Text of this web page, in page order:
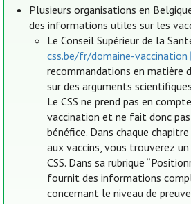
Plusieurs organisations en
des informations utiles sur les
Le Conseil Supérieur de la
css.be/fr/domaine-vaccination
recommandations en matière
sur des arguments
Le CSS ne prend pas en
vaccination et ne fait donc
bénéfice. Dans chaque
aux vaccins, vous trouverez un
CSS. Dans sa rubrique
fournit des informations
concernant le niveau de